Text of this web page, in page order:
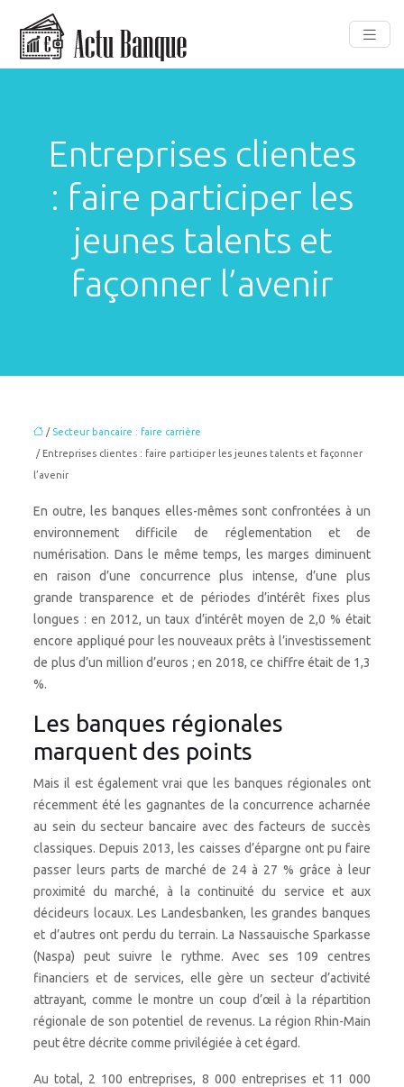
Entreprises clientes
: faire participer les
jeunes talents et
façonner l’avenir
/ Secteur bancaire : faire carrière
/ Entreprises clientes : faire participer les jeunes talents et façonner
l’avenir
En outre, les banques elles-mêmes sont confrontées à un
environnement difficile de réglementation et de
numérisation. Dans le même temps, les marges diminuent
en raison d’une concurrence plus intense, d’une plus
grande transparence et de périodes d’intérêt fixes plus
longues : en 2012, un taux d’intérêt moyen de 2,0 % était
encore appliqué pour les nouveaux prêts à l’investissement
de plus d’un million d’euros ; en 2018, ce chiffre était de 1,3
%.
Les banques régionales
marquent des points
Mais il est également vrai que les banques régionales ont
récemment été les gagnantes de la concurrence acharnée
au sein du secteur bancaire avec des facteurs de succès
classiques. Depuis 2013, les caisses d’épargne ont pu faire
passer leurs parts de marché de 24 à 27 % grâce à leur
proximité du marché, à la continuité du service et aux
décideurs locaux. Les Landesbanken, les grandes banques
et d’autres ont perdu du terrain. La Nassauische Sparkasse
(Naspa) peut suivre le rythme. Avec ses 109 centres
financiers et de services, elle gère un secteur d’activité
attrayant, comme le montre un coup d’œil à la répartition
régionale de son potentiel de revenus. La région Rhin-Main
peut être décrite comme privilégiée à cet égard.
Au total, 2 100 entreprises, 8 000 entreprises et 11 000